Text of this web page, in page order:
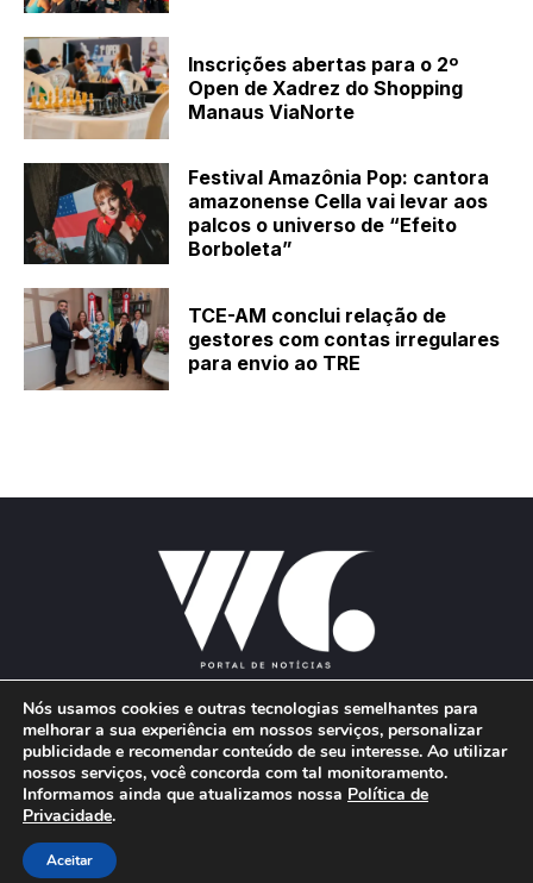
Inscrições abertas para o 2º
Open de Xadrez do Shopping
Manaus ViaNorte
Festival Amazônia Pop: cantora
amazonense Cella vai levar aos
palcos o universo de “Efeito
Borboleta”
TCE-AM conclui relação de
gestores com contas irregulares
para envio ao TRE
E-mail: wgproducoes2018@gmail.com
© 2026 Portal W&G - Desenvolvido por
Nós usamos cookies e outras tecnologias semelhantes para
melhorar a sua experiência em nossos serviços, personalizar
publicidade e recomendar conteúdo de seu interesse. Ao utilizar
nossos serviços, você concorda com tal monitoramento.
Informamos ainda que atualizamos nossa Política de
Privacidade.
Aceitar